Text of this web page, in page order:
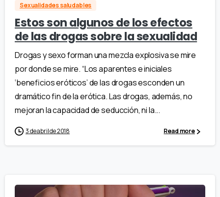
Sexualidades saludables
Estos son algunos de los efectos
de las drogas sobre la sexualidad
Drogas y sexo forman una mezcla explosiva se mire
por donde se mire. “Los aparentes e iniciales
‘beneficios eróticos’ de las drogas esconden un
dramático fin de la erótica. Las drogas, además, no
mejoran la capacidad de seducción, ni la...
3 de abril de 2018 Read more